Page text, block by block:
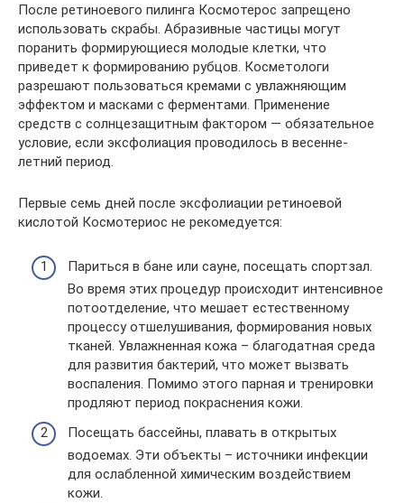
После ретиноевого пилинга Космотерос запрещено
использовать скрабы. Абразивные частицы могут
поранить формирующиеся молодые клетки, что
приведет к формированию рубцов. Косметологи
разрешают пользоваться кремами с увлажняющим
эффектом и масками с ферментами. Применение
средств с солнцезащитным фактором — обязательное
условие, если эксфолиация проводилось в весенне-
летний период.
Первые семь дней после эксфолиации ретиноевой
кислотой Космотериос не рекомедуется:
Париться в бане или сауне, посещать спортзал.
Во время этих процедур происходит интенсивное
потоотделение, что мешает естественному
процессу отшелушивания, формирования новых
тканей. Увлажненная кожа – благодатная среда
для развития бактерий, что может вызвать
воспаления. Помимо этого парная и тренировки
продляют период покраснения кожи.
Посещать бассейны, плавать в открытых
водоемах. Эти объекты – источники инфекции
для ослабленной химическим воздействием
кожи.